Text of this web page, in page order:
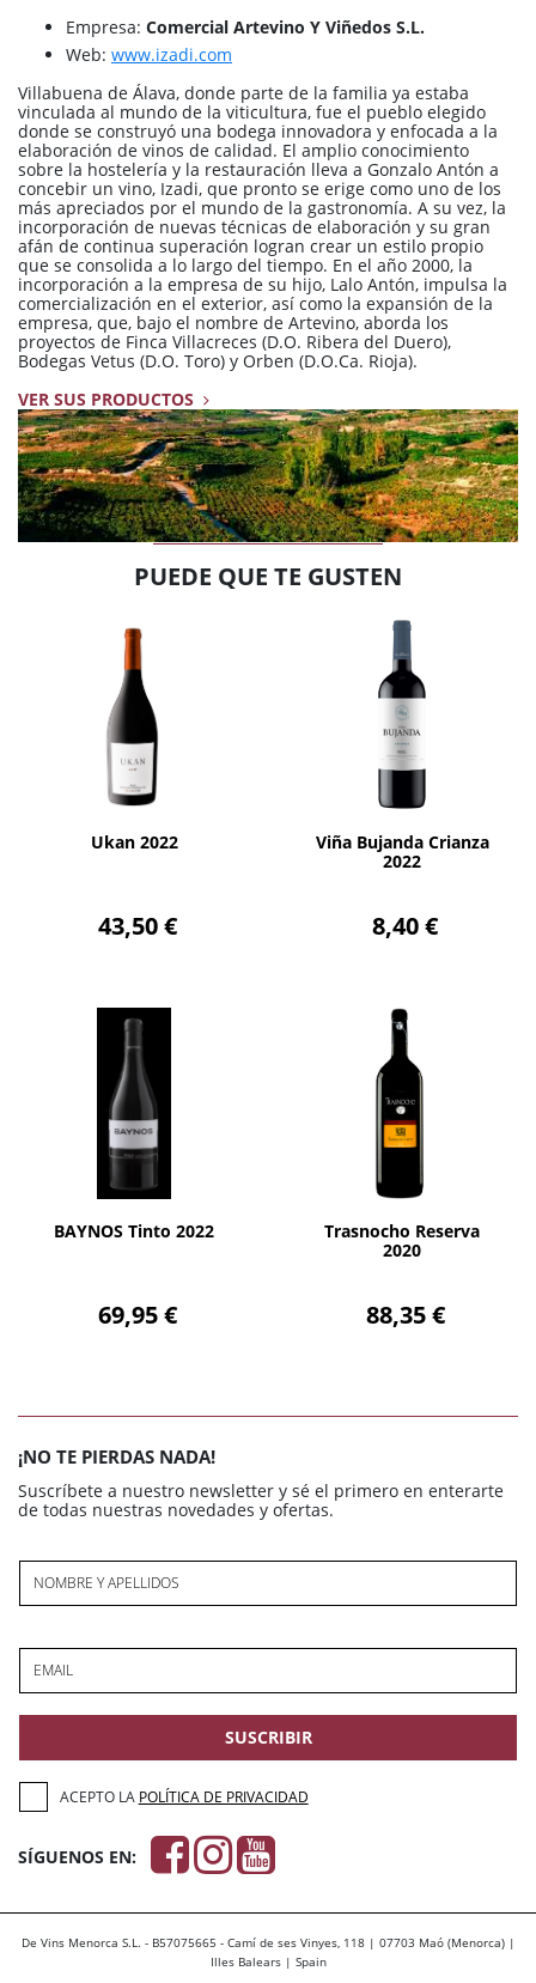
Empresa: Comercial Artevino Y Viñedos S.L.
Web: www.izadi.com
Villabuena de Álava, donde parte de la familia ya estaba
vinculada al mundo de la viticultura, fue el pueblo elegido
donde se construyó una bodega innovadora y enfocada a la
elaboración de vinos de calidad. El amplio conocimiento
sobre la hostelería y la restauración lleva a Gonzalo Antón a
concebir un vino, Izadi, que pronto se erige como uno de los
más apreciados por el mundo de la gastronomía. A su vez, la
incorporación de nuevas técnicas de elaboración y su gran
afán de continua superación logran crear un estilo propio
que se consolida a lo largo del tiempo. En el año 2000, la
incorporación a la empresa de su hijo, Lalo Antón, impulsa la
comercialización en el exterior, así como la expansión de la
empresa, que, bajo el nombre de Artevino, aborda los
proyectos de Finca Villacreces (D.O. Ribera del Duero),
Bodegas Vetus (D.O. Toro) y Orben (D.O.Ca. Rioja).
VER SUS PRODUCTOS
PUEDE QUE TE GUSTEN
Ukan 2022
43,50 €
AÑADIR
Viña Bujanda Crianza
2022
8,40 €
AÑADIR
BAYNOS Tinto 2022
69,95 €
AÑADIR
Trasnocho Reserva
2020
88,35 €
AÑADIR
¡NO TE PIERDAS NADA!
Suscríbete a nuestro newsletter y sé el primero en enterarte
de todas nuestras novedades y ofertas.
NOMBRE Y APELLIDOS
EMAIL
SUSCRIBIR
ACEPTO LA POLÍTICA DE PRIVACIDAD
SÍGUENOS EN:
De Vins Menorca S.L. - B57075665 - Camí de ses Vinyes, 118 | 07703 Maó (Menorca) |
Illes Balears | Spain